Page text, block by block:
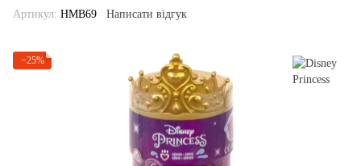
Артикул: HMB69 Написати відгук
−25%